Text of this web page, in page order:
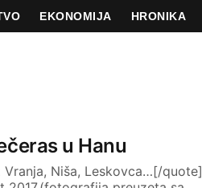
EKONOMIJA HRONIKA
u Hanu
Niša, Leskovca…[/quote]